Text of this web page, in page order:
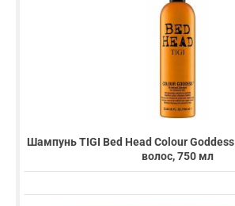
Шампунь TIGI Bed Head Colour
волос, 750 мл